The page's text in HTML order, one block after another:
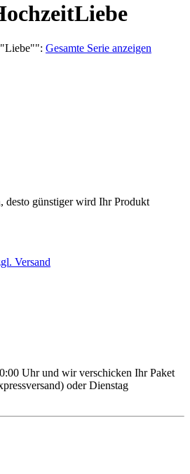
Liebe
": Gesamte Serie anzeigen
desto günstiger wird Ihr Produkt
Versand
Uhr und wir verschicken Ihr Paket
oder Dienstag